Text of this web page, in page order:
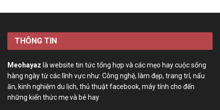
THÔNG TIN
Meohayaz là website tin tức tổng hợp và các mẹo hay cuộc sống
hàng ngày từ các lĩnh vực như: Công nghệ, làm đẹp, trang trí, nấu
ăn, kinh nghiệm du lịch, thủ thuật facebook, máy tính cho đến
những kiến thức mẹ và bé hay